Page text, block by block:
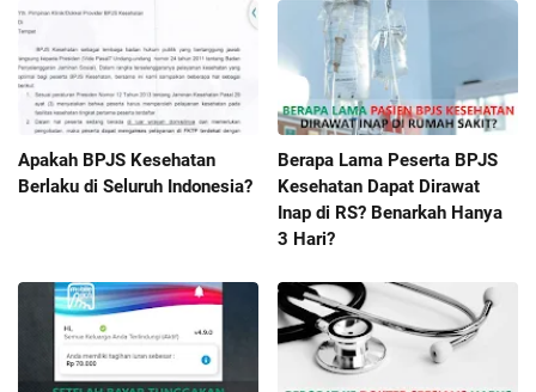
Apakah BPJS Kesehatan
Berlaku di Seluruh Indonesia?
Berapa Lama Peserta BPJS
Kesehatan Dapat Dirawat
Inap di RS? Benarkah Hanya
3 Hari?